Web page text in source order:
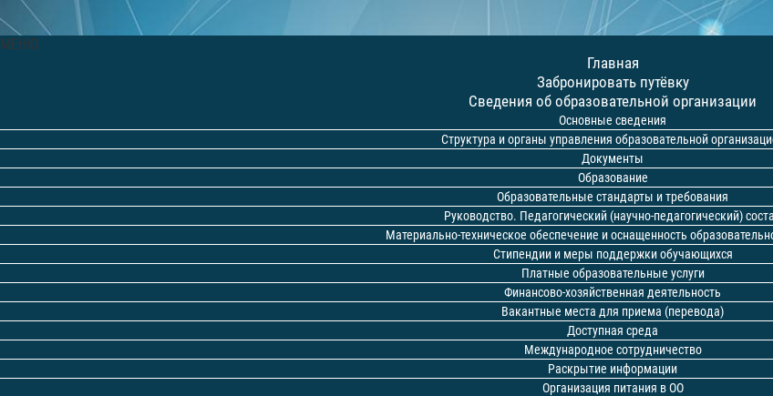
МЕНЮ
Главная
Забронировать путёвку
Сведения об образовательной организации
Основные сведения
Структура и органы управления образовательной
Документы
Образование
Образовательные стандарты и требования
Руководство. Педагогический (научно-педагогический)
Материально-техническое обеспечение и оснащенность
Стипендии и меры поддержки обучающихся
Платные образовательные услуги
Финансово-хозяйственная деятельность
Вакантные места для приема (перевода)
Доступная среда
Международное сотрудничество
Раскрытие информации
Организация питания в ОО